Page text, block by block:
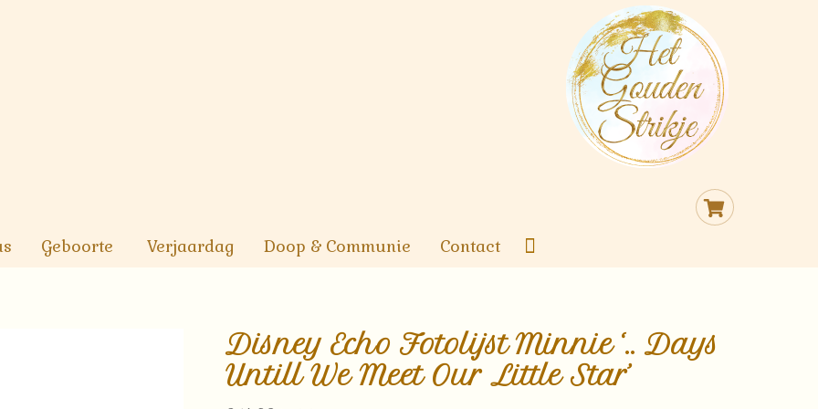
Cart
Geboorte Verjaardag Doop & Communie Contact
Disney Echo Fotolijst Minnie ‘.. Days
Untill We Meet Our Little Star’